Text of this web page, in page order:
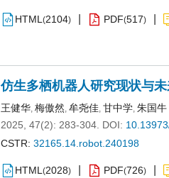
HTML (2104) PDF(517)
仿生多栖机器人研究现状与
王健华, 梅傲然, 牟尧佳, 甘中学, 朱国牛
2025, 47(2): 283-304. DOI:
CSTR: 32165.14.robot.240198
HTML (2028) PDF(726)